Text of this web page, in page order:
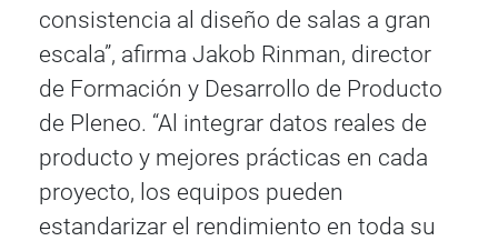
consistencia al diseño de salas a gran
escala”, afirma Jakob Rinman, director
de Formación y Desarrollo de Producto
de Pleneo. “Al integrar datos reales de
producto y mejores prácticas en cada
proyecto, los equipos pueden
estandarizar el rendimiento en toda su